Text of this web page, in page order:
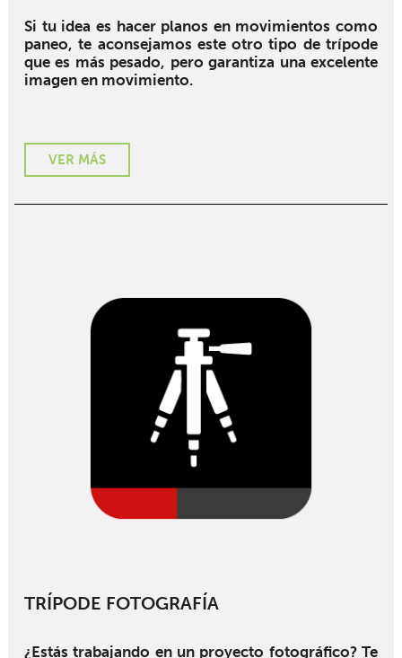
Si tu idea es hacer planos en movimientos como
paneo, te aconsejamos este otro tipo de trípode
que es más pesado, pero garantiza una excelente
imagen en movimiento.
VER MÁS
TRÍPODE FOTOGRAFÍA
¿Estás trabajando en un proyecto fotográfico? Te